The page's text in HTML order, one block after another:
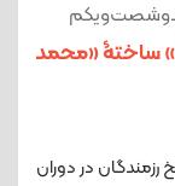
صدوشصت‌ویکم
ساختۀ «محمد
در دوران